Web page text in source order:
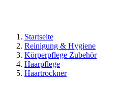
Startseite
Reinigung & Hygiene
Körperpflege Zubehör
Haarpflege
Haartrockner